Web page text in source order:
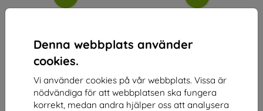
Denna webbplats använder
cookies.
Vi använder cookies på vår webbplats. Vissa är
nödvändiga för att webbplatsen ska fungera
korrekt, medan andra hjälper oss att analysera
av totalt4.